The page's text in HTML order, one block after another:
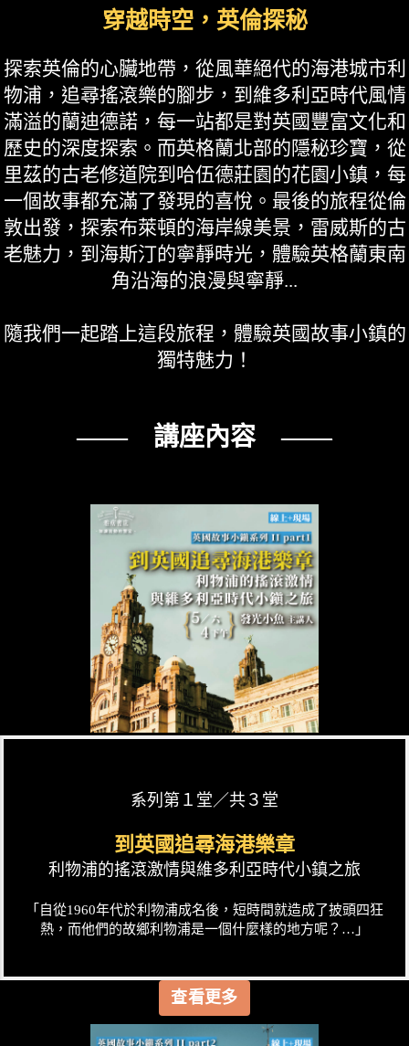
穿越時空，英倫探秘
探索英倫的心臟地帶，從風華絕代的海港城市利
物浦，追尋搖滾樂的腳步，到維多利亞時代風情
滿溢的蘭迪德諾，每一站都是對英國豐富文化和
歷史的深度探索。而英格蘭北部的隱秘珍寶，從
里茲的古老修道院到哈伍德莊園的花園小鎮，每
一個故事都充滿了發現的喜悅。最後的旅程從倫
敦出發，探索布萊頓的海岸線美景，雷威斯的古
老魅力，到海斯汀的寧靜時光，體驗英格蘭東南
角沿海的浪漫與寧靜...
隨我們一起踏上這段旅程，體驗英國故事小鎮的
獨特魅力！
—— 講座內容 ——
系列第１堂／共３堂
到英國追尋海港樂章
利物浦的搖滾激情與維多利亞時代小鎮之旅
「自從1960年代於利物浦成名後，短時間就造成了披頭四狂
熱，而他們的故鄉利物浦是一個什麼樣的地方呢？…」
查看更多